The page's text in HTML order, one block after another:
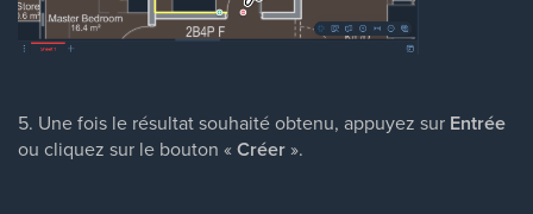
5. Une fois le résultat souhaité obtenu, appuyez sur Entrée
ou cliquez sur le bouton «Créer».